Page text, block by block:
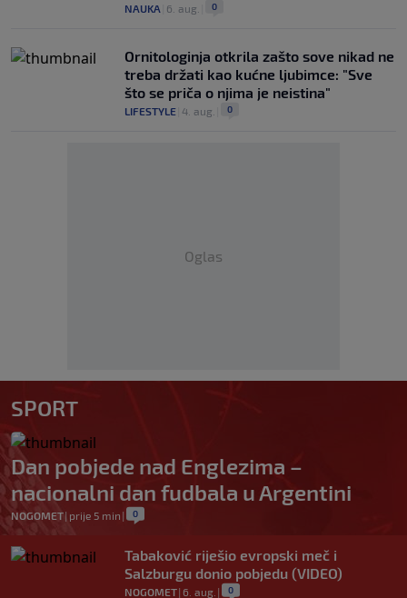
NAUKA 6. aug. 0
Ornitologinja otkrila zašto sove nikad ne
treba držati kao kućne ljubimce: "Sve
što se priča o njima je neistina"
LIFESTYLE 4. aug. 0
Oglas
SPORT
Dan pobjede nad Englezima –
nacionalni dan fudbala u Argentini
NOGOMET| prije 5 min | 0
Tabaković riješio evropski meč i
Salzburgu donio pobjedu (VIDEO)
NOGOMET| 6. aug. | 0